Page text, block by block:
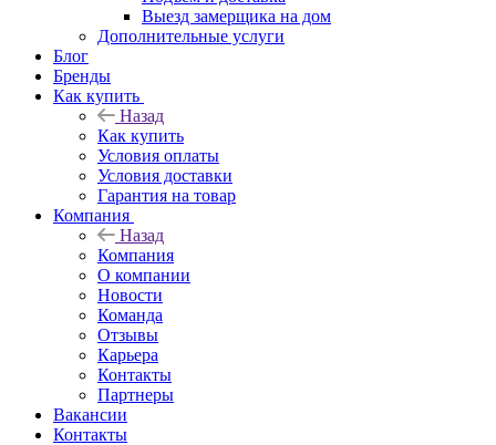
Выезд замерщика на дом
Дополнительные услуги
Блог
Бренды
Как купить
Назад
Как купить
Условия оплаты
Условия доставки
Гарантия на товар
Компания
Назад
Компания
О компании
Новости
Команда
Отзывы
Карьера
Контакты
Партнеры
Вакансии
Контакты